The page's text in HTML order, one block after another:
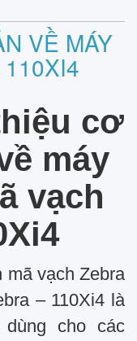
VỀ MÁY
cơ
máy
vạch
mã vạch Zebra
– 110Xi4 là
cho các